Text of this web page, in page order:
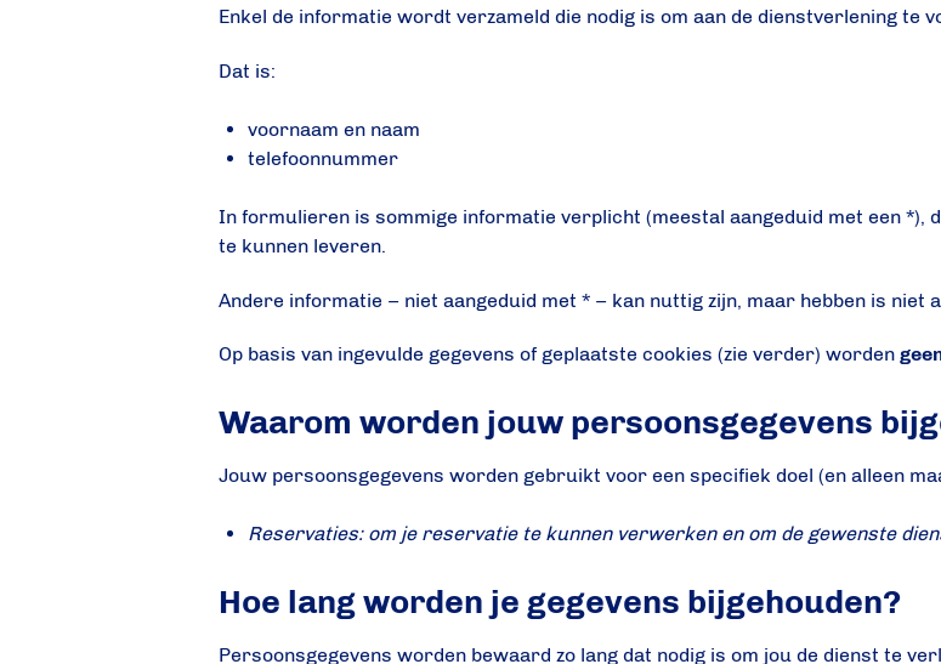
Enkel de informatie wordt verzameld die nodig is om aan de dienstverlening te
Dat is:
voornaam en naam
telefoonnummer
In formulieren is sommige informatie verplicht (meestal aangeduid met een *),
te kunnen leveren.
Andere informatie – niet aangeduid met * – kan nuttig zijn, maar hebben is niet
Op basis van ingevulde gegevens of geplaatste cookies (zie verder) worden
Waarom worden jouw persoonsgegevens
Jouw persoonsgegevens worden gebruikt voor een specifiek doel (en alleen
Reservaties: om je reservatie te kunnen verwerken en om de gewenste
Hoe lang worden je gegevens bijgehouden?
Persoonsgegevens worden bewaard zo lang dat nodig is om jou de dienst te